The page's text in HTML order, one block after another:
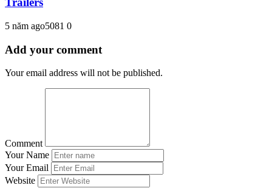
5 năm ago5081 0
Add your comment
Your email address will not be published.
Comment
Your Name
Your Email
Website